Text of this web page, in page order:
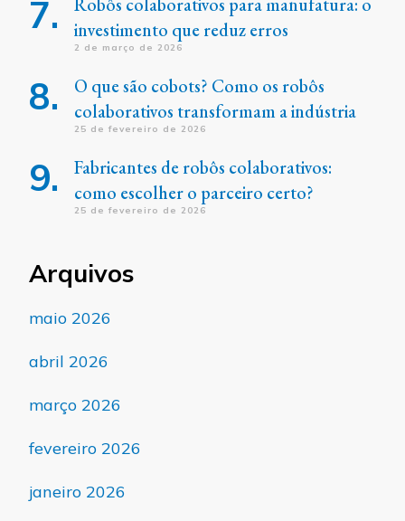
investimento que reduz erros
2 de março de 2026
O que são cobots? Como os robôs
colaborativos transformam a indústria
25 de fevereiro de 2026
Fabricantes de robôs colaborativos:
como escolher o parceiro certo?
25 de fevereiro de 2026
Arquivos
maio 2026
abril 2026
março 2026
fevereiro 2026
janeiro 2026